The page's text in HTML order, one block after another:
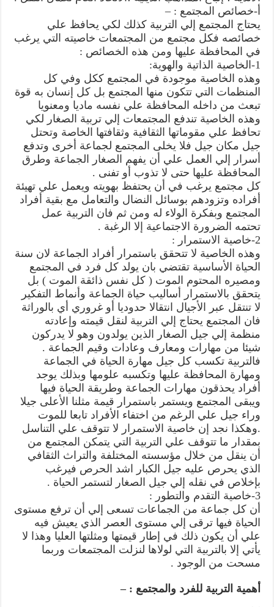
أ-خصائص المجتمع : –
يحتاج المجتمع إلي التربية كذلك لكي يحافظ علي
خصائصه فكل مجتمع من المجتمعات خاصيته التي يرغب
في المحافظة عليها ومن هذه الخصائص :
1-الخاصية الذاتية والهوية:
وهذه الخاصية موجودة في المجتمع ككل وفي كل
المنظمات التي تتكون منها المجتمع بل كل إنسان به قوة
تبعث من داخله المحافظة علي نفسه ماديا ومعنويا
وهذه الخاصية تندفع المجتمعات إلي تربية الصغار لكي
تحافظ علي مقوماتها الثقافية وثقافتها الخاصة وتحتل
جيل مكان جيل فلا يخلى المجتمع لجماعة أخرى وتدفع
أسرار إلي العمل علي أن يفهم الصغار الجماعة وطرق
المحافظة عليها حتى لا تذوب أو تفنى .
كل مجتمع يرغب في أن يحتفظ بهويته ويعمل علي تهيئة
أفراده وتزودهم بوسائل النضال والتعامل مع بقية أفراد
المجتمع وبفكرة الولاء له ومن ثم فان التربية عمل
تحتمه الضرورة الاجتماعية إلا الرغبة .
2-خاصية الاستمرار :
وهذه الخاصية لا تتحقق باستمرار أفراد الجماعة لان سنة
الحياة الأساسية تقتضي بان يولد كل فرد في المجتمع
ومصيره المحتوم الموت ( كل نفس ذائقة الموت ) بل
يتحقق بالاستمرار أساليب حياة الجماعة وأنماط التفكير
لا تنتقل عبر الأجيال انتقالا حدوديا أو غروري أي بالوراثة
فان المجتمع يحتاج إلي التربية لنقل قيمته وإعادته
منظمة إلي جيل الصغار الذين يولدون وهو لا يدركون
شيئا من مهارات ومعارف وعادات وقيم الجماعة .
فالتربية تكسب كل جيل مهارة الحياة في الجماعة
ومهارة المحافظة عليها وتكسبه علومها وبذلك يوجد
أفراد يحذقون مهارات الجماعة وطريقة الحياة فيها
ويبقى المجتمع ويستمر باستمرار قيمة مثلنا الأعلى جيلا
وراء جيل علي الرغم من اختفاء الأفراد تابعا للموت
.وهكذا نجد إن خاصية الاستمرار لا تتوقف علي التناسل
بمقدار ما تتوقف علي التربية التي يتمكن المجتمع من
أن ينقل من خلال مؤسسته المختلفة والتراث الثقافي
الذي يحرص عليه جيل الكبار اشد الحرص فيرغب
بإخلاص في نقله إلي جيل الصغار لتستمر الحياة .
3-خاصية التقدم والتطور :
أن كل جماعة من الجماعات تسعى إلي أن ترفع مستوى
الحياة فيها ترقى إلي مستوى العصر الذي يعيش فيه
علي أن يكون ذلك في إطار قيمتها ومثلتها العليا وهذا لا
يأتي إلا بالتربية التي لولاها لنزلت المجتمعات وربما
مسحت من الوجود .
أهمية التربية للفرد والمجتمع : –